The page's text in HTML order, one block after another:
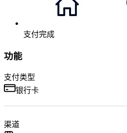
支付完成
功能
支付类型
银行卡
渠道